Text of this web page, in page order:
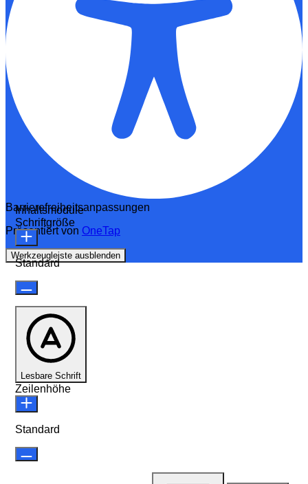
Barrierefreiheitsanpassungen
Präsentiert von OneTap
Werkzeugleiste ausblenden
Inhaltsmodule
Schriftgröße
Standard
Lesbare Schrift
Zeilenhöhe
Standard